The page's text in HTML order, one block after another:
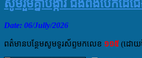
Date: 06/Jully/2026
ពត៌មានបន្ថែមសូមទូរស័ព្ទមកលេខ ១១៥ (ដោយ